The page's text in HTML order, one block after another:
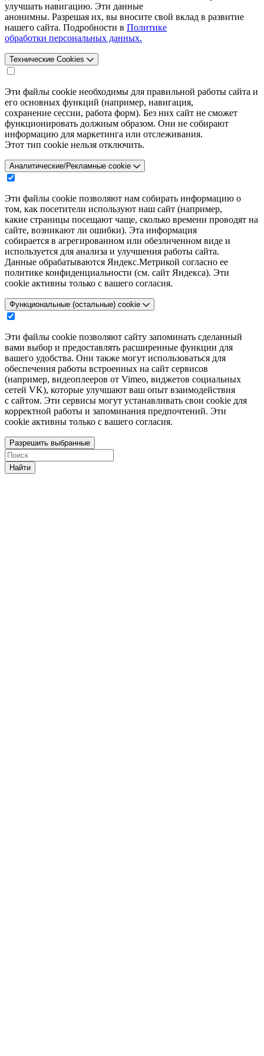
улучшать навигацию. Эти данные
анонимны. Разрешая их, вы вносите свой вклад в развитие
нашего сайта. Подробности в Политике
обработки персональных данных.
Технические Cookies
Эти файлы cookie необходимы для правильной работы сайта и
его основных функций (например, навигация,
сохранение сессии, работа форм). Без них сайт не сможет
функционировать должным образом. Они не собирают
информацию для маркетинга или отслеживания.
Этот тип cookie нельзя отключить.
Аналитические/Рекламные cookie
Эти файлы cookie позволяют нам собирать информацию о
том, как посетители используют наш сайт (например,
какие страницы посещают чаще, сколько времени проводят на
сайте, возникают ли ошибки). Эта информация
собирается в агрегированном или обезличенном виде и
используется для анализа и улучшения работы сайта.
Данные обрабатываются Яндекс.Метрикой согласно ее
политике конфиденциальности (см. сайт Яндекса). Эти
cookie активны только с вашего согласия.
Функциональные (остальные) cookie
Эти файлы cookie позволяют сайту запоминать сделанный
вами выбор и предоставлять расширенные функции для
вашего удобства. Они также могут использоваться для
обеспечения работы встроенных на сайт сервисов
(например, видеоплееров от Vimeo, виджетов социальных
сетей VK), которые улучшают ваш опыт взаимодействия
с сайтом. Эти сервисы могут устанавливать свои cookie для
корректной работы и запоминания предпочтений. Эти
cookie активны только с вашего согласия.
Разрешить выбранные
Найти